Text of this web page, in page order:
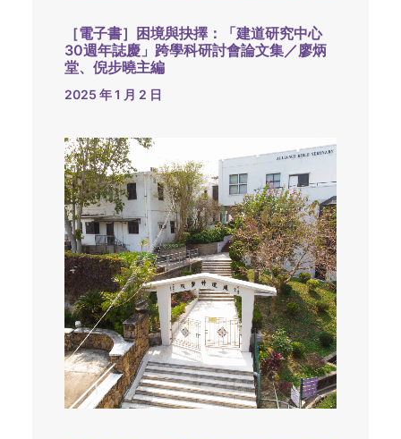
［電子書］困境與抉擇：「建道研究中心
30週年誌慶」跨學科研討會論文集／廖炳
堂、倪步曉主編
2025 年 1 月 2 日